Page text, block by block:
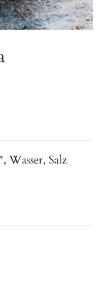
Salz